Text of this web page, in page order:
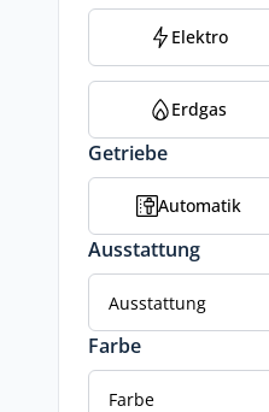
Elektro
Erdgas
Getriebe
Automatik
Ausstattung
Ausstattung
Farbe
Farbe